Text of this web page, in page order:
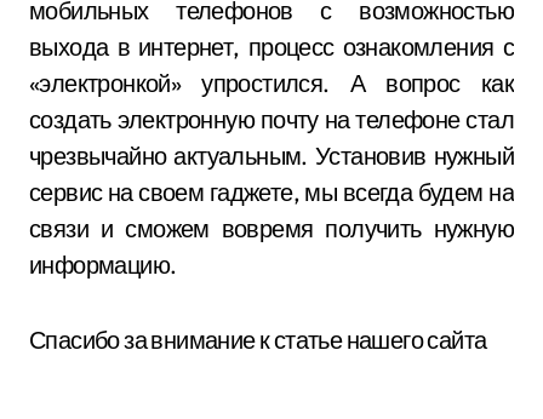
мобильных телефонов с возможностью
выхода в интернет, процесс ознакомления с
«электронкой» упростился. А вопрос как
создать электронную почту на телефоне стал
чрезвычайно актуальным. Установив нужный
сервис на своем гаджете, мы всегда будем на
связи и сможем вовремя получить нужную
информацию.
Спасибо за внимание к статье нашего сайта